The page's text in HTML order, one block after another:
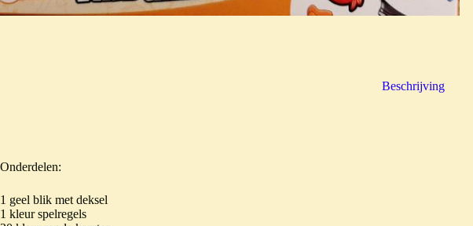
Beschrijving
Onderdelen:
1 geel blik met deksel
1 kleur spelregels